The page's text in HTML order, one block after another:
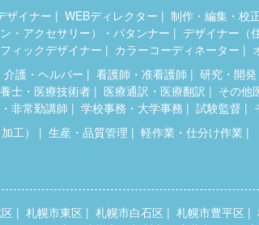
ザイナー WEBディレクター
制作・編集・校
・アクセサリー）・パタンナー
デザイナー（
ィックデザイナー
カラーコーディネーター
介護・ヘルパー 看護師・准看護師
研究・開
士・医療技術者
医療通訳・医療翻訳
その他
非常勤講師
学校事務・大学事務 試験監督
工） 生産・品質管理 軽作業・仕分け作業
札幌市東区 札幌市白石区 札幌市豊平区